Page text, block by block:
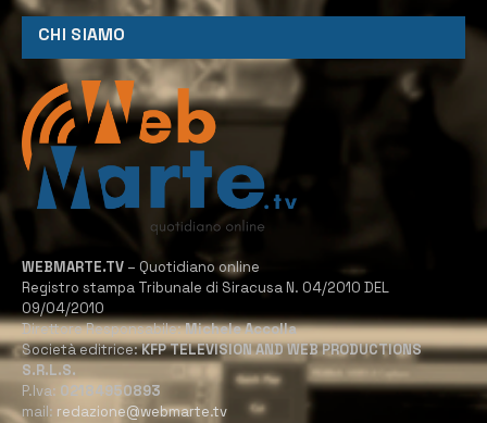
CHI SIAMO
WEBMARTE.TV – Quotidiano online
Registro stampa Tribunale di Siracusa N. 04/2010 DEL
09/04/2010
Direttore Responsabile:Michele Accolla
Società editrice:KFP TELEVISION AND WEB PRODUCTIONS
S.R.L.S.
P.Iva: 02184950893
mail: redazione@webmarte.tv